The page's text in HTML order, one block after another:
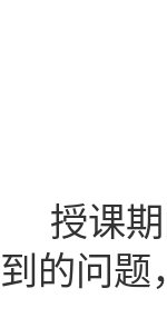
授课期
到的问题